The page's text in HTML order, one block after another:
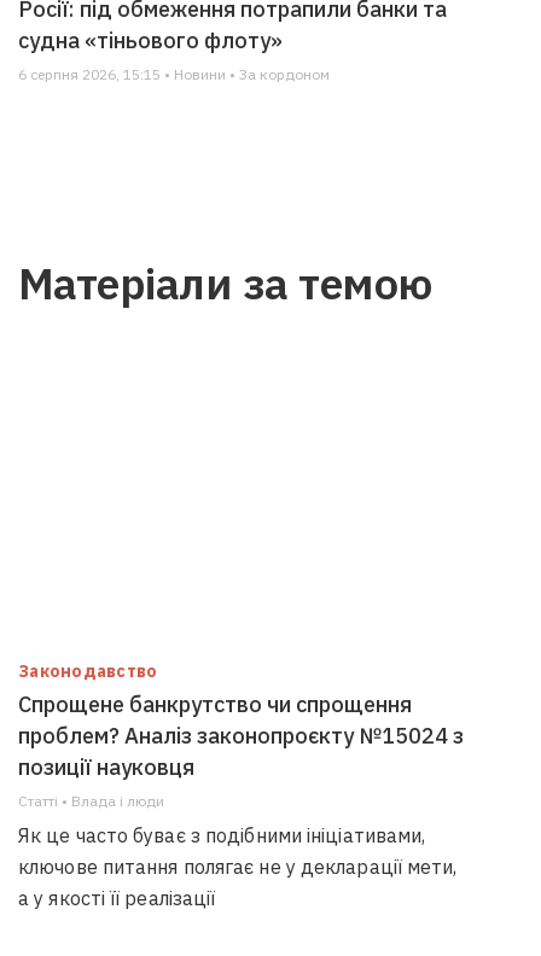
Росії: під обмеження потрапили банки та
судна «тіньового флоту»
6 серпня 2026, 15:15 • Новини • За кордоном
Матеріали за темою
Законодавство
Спрощене банкрутство чи спрощення
проблем? Аналіз законопроєкту №15024 з
позиції науковця
Статті • Влада i люди
Як це часто буває з подібними ініціативами,
ключове питання полягає не у декларації мети,
а у якості її реалізації